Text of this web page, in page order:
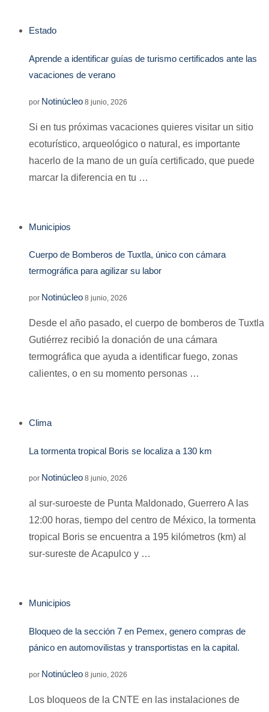
Estado
Aprende a identificar guías de turismo certificados ante las
vacaciones de verano
por Notinúcleo 8 junio, 2026
Si en tus próximas vacaciones quieres visitar un sitio
ecoturístico, arqueológico o natural, es importante
hacerlo de la mano de un guía certificado, que puede
marcar la diferencia en tu …
Municipios
Cuerpo de Bomberos de Tuxtla, único con cámara
termográfica para agilizar su labor
por Notinúcleo 8 junio, 2026
Desde el año pasado, el cuerpo de bomberos de Tuxtla
Gutiérrez recibió la donación de una cámara
termográfica que ayuda a identificar fuego, zonas
calientes, o en su momento personas …
Clima
La tormenta tropical Boris se localiza a 130 km
por Notinúcleo 8 junio, 2026
al sur-suroeste de Punta Maldonado, Guerrero A las
12:00 horas, tiempo del centro de México, la tormenta
tropical Boris se encuentra a 195 kilómetros (km) al
sur-sureste de Acapulco y …
Municipios
Bloqueo de la sección 7 en Pemex, genero compras de
pánico en automovilistas y transportistas en la capital.
por Notinúcleo 8 junio, 2026
Los bloqueos de la CNTE en las instalaciones de